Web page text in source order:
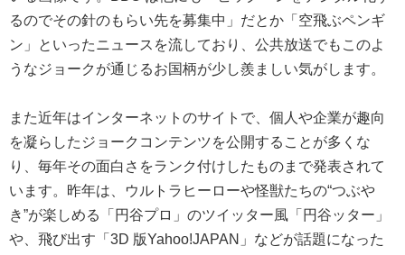
るのでその針のもらい先を募集中」だとか「空飛ぶペンギ
ン」といったニュースを流しており、公共放送でもこのよ
うなジョークが通じるお国柄が少し羨ましい気がします。
また近年はインターネットのサイトで、個人や企業が趣向
を凝らしたジョークコンテンツを公開することが多くな
り、毎年その面白さをランク付けしたものまで発表されて
います。昨年は、ウルトラヒーローや怪獣たちの“つぶや
き”が楽しめる「円谷プロ」のツイッター風「円谷ッター」
や、飛び出す「3D 版Yahoo!JAPAN」などが話題になった